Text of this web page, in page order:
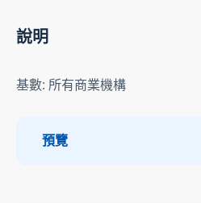
說明
基數: 所有商業機構
預覽